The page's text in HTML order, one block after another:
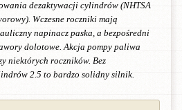
dezaktywacji cylindrów (NHTSA
Wczesne roczniki mają
napinacz paska, a bezpośredni
dolotowe. Akcja pompy paliwa
niektórych roczników. Bez
2.5 to bardzo solidny silnik.